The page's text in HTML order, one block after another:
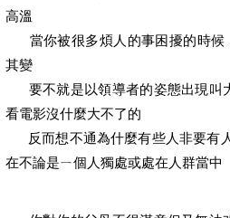
高溫
當你被很多煩人的事困擾的時候
其變
要不就是以領導者的姿態出現叫
看電影沒什麼大不了的
反而想不通為什麼有些人非要有
在不論是ㄧ個人獨處或處在人群當中